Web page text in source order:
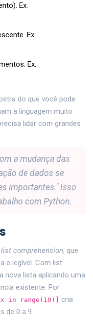
Ex:
Ex:
Ex:
do que você pode
a linguagem muito
lidar com grandes
a mudança das
de dados se
importantes." Isso
com Python.
list comprehension, que
e legível. Com list
nova lista aplicando uma
existente. Por
in range(10)] cria
de 0 a 9.